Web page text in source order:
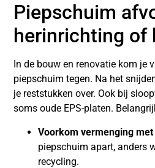
Piepschuim
herinrichting of
In de bouw en renovatie kom je
piepschuim tegen. Na het
je reststukken over. Ook bij
soms oude EPS-platen.
Voorkom vermenging
piepschuim apart, anders
recycling.